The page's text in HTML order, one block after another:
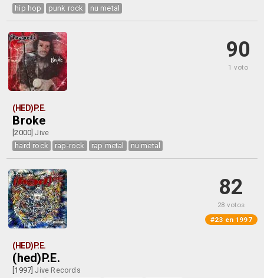
hip hop
punk rock nu metal
90
1 voto
(HED)P.E.
Broke
[2000]Jive
hard rock
rap-rock rap metal nu metal
82
28 votos
#23 en 1997
(HED)P.E.
(hed)P.E.
[1997]Jive Records